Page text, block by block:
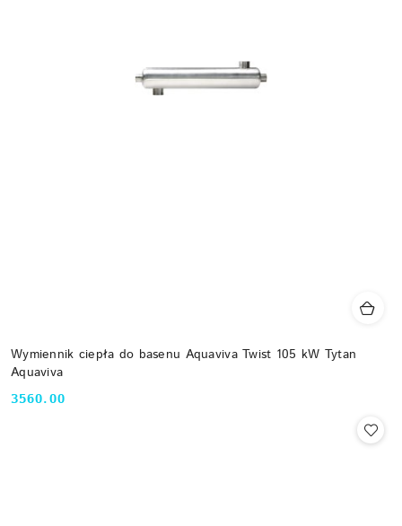
Wymiennik ciepła do basenu Aquaviva Twist 105 kW Tytan
Aquaviva
Cena:
3560.00